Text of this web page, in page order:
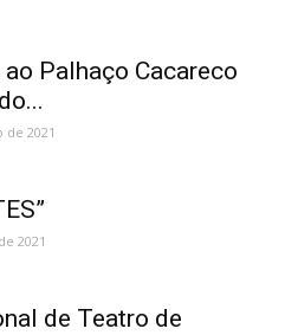
Palhaço Cacareco
de 2021
2021
de Teatro de